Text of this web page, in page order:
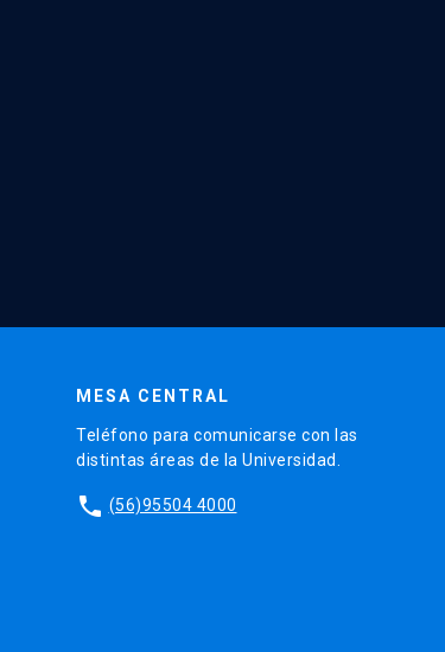
MESA CENTRAL
Teléfono para comunicarse con las
distintas áreas de la Universidad.
phone (56)95504 4000